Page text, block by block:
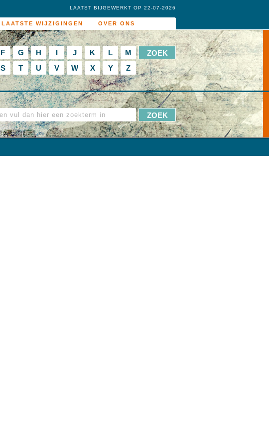
LAATSTE WIJZIGINGEN OVER ONS
LAATST BIJGEWERKT OP 22-07-2026
F G H I J K L
M
S T U V W X Y Z